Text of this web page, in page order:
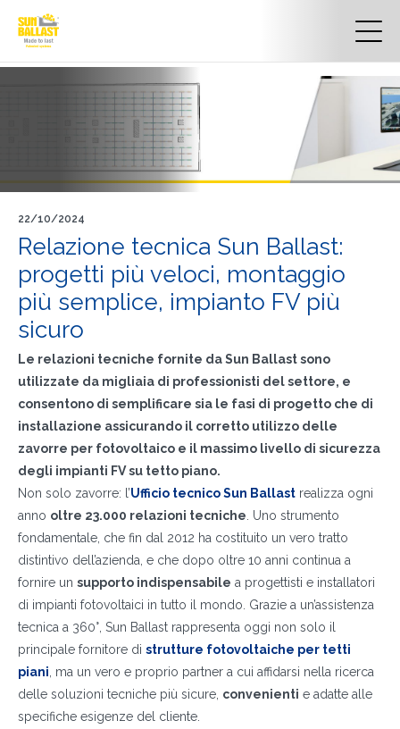
22/10/2024
Relazione tecnica Sun Ballast:
progetti più veloci, montaggio
più semplice, impianto FV più
sicuro
Le relazioni tecniche fornite da Sun Ballast sono
utilizzate da migliaia di professionisti del settore, e
consentono di semplificare sia le fasi di progetto che di
installazione assicurando il corretto utilizzo delle
zavorre per fotovoltaico e il massimo livello di sicurezza
degli impianti FV su tetto piano.
Non solo zavorre: l’Ufficio tecnico Sun Ballast realizza ogni
anno oltre 23.000 relazioni tecniche . Uno strumento
fondamentale, che fin dal 2012 ha costituito un vero tratto
distintivo dell’azienda, e che dopo oltre 10 anni continua a
fornire un supporto indispensabile a progettisti e installatori
di impianti fotovoltaici in tutto il mondo. Grazie a un’assistenza
tecnica a 360°, Sun Ballast rappresenta oggi non solo il
principale fornitore di strutture fotovoltaiche per tetti
piani , ma un vero e proprio partner a cui affidarsi nella ricerca
delle soluzioni tecniche più sicure, convenienti e adatte alle
specifiche esigenze del cliente.